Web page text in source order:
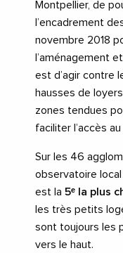
Montpellier, de
l’encadrement
novembre 2018
l’aménagement
est d’agir contre
hausses de
zones tendues
faciliter l’accès
Sur les 46
observatoire local
est la 5ᵉ la plus
les très petits
sont toujours les
vers le haut.